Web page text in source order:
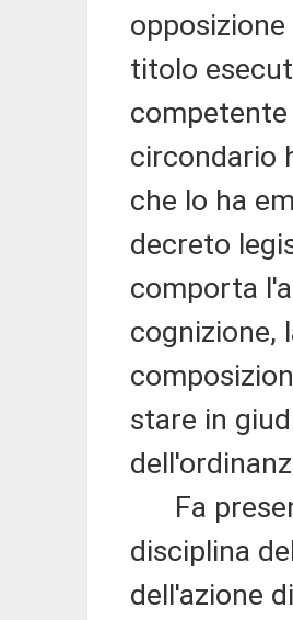
titolo
circondario
che lo ha
decreto
comporta
cognizione,
stare in
Fa
disciplina
dell'azione